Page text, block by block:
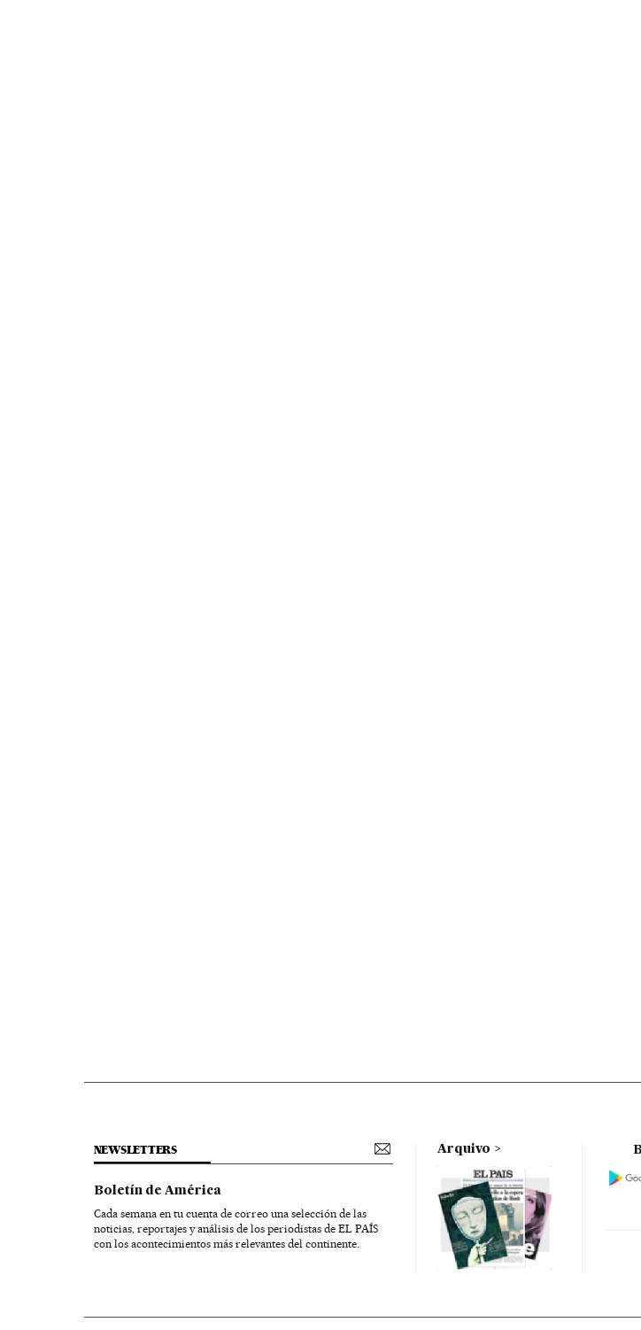
NEWSLETTERS
Boletín de América
Cada semana en tu cuenta de correo una selección de las
noticias, reportajes y análisis de los periodistas de EL PAÍS
con los acontecimientos más relevantes del continente.
Arquivo